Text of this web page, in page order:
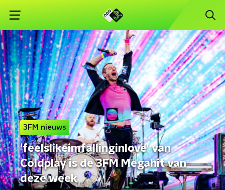
3FM nieuws
‘feelslikeimfallinginlove’ van
Coldplay is de 3FM Megahit van
deze week